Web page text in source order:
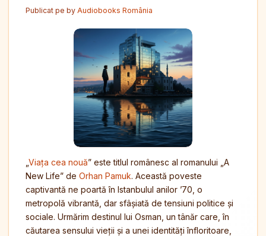
Publicat pe by Audiobooks România
Viața cea nouă” este titlul românesc al romanului „A
New Life” de Orhan Pamuk. Această poveste
captivantă ne poartă în Istanbulul anilor ’70, o
metropolă vibrantă, dar sfâșiată de tensiuni politice și
sociale. Urmărim destinul lui Osman, un tânăr care, în
căutarea sensului vieții și a unei identități înfloritoare,